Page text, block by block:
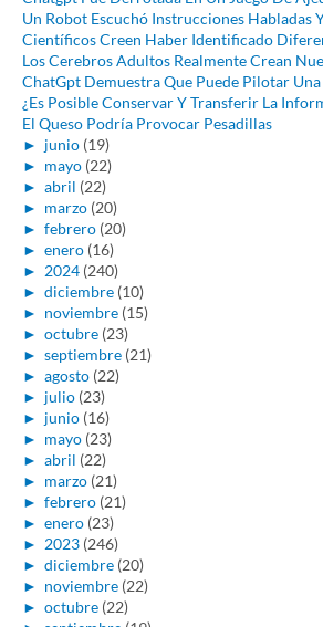
Un Robot Escuchó Instrucciones Habladas
Científicos Creen Haber Identificado
Los Cerebros Adultos Realmente Crean
ChatGpt Demuestra Que Puede Pilotar Una
¿Es Posible Conservar Y Transferir La
El Queso Podría Provocar Pesadillas
► junio (19)
► mayo (22)
► abril (22)
► marzo (20)
► febrero (20)
► enero (16)
► 2024 (240)
► diciembre (10)
► noviembre (15)
► octubre (23)
► septiembre (21)
► agosto (22)
► julio (23)
► junio (16)
► mayo (23)
► abril (22)
► marzo (21)
► febrero (21)
► enero (23)
► 2023 (246)
► diciembre (20)
► noviembre (22)
► octubre (22)